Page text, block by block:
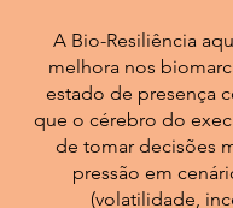
A Bio-Resiliência
melhora nos
estado de presença
que o cérebro do
de tomar decisões
pressão em
(volatilidade,